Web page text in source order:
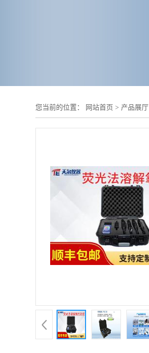
您当前的位置： 网站首页 > 产品展厅